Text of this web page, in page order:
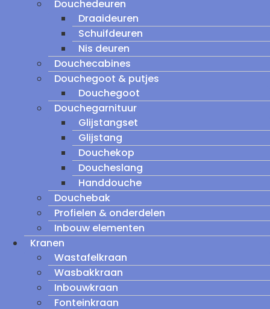
Douchedeuren
Draaideuren
Schuifdeuren
Nis deuren
Douchecabines
Douchegoot & putjes
Douchegoot
Douchegarnituur
Glijstangset
Glijstang
Douchekop
Doucheslang
Handdouche
Douchebak
Profielen & onderdelen
Inbouw elementen
Kranen
Wastafelkraan
Wasbakkraan
Inbouwkraan
Fonteinkraan